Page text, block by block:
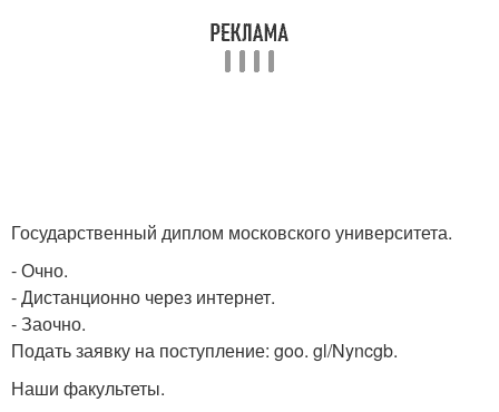
Государственный диплом московского университета.
- Очно.
- Дистанционно через интернет.
- Заочно.
Подать заявку на поступление: goo. gl/Nyncgb.
Наши факультеты.